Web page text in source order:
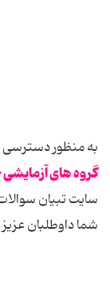
به منظور دسترسی
گروه های آزمایشی
سایت تبیان
شما داوطلبان